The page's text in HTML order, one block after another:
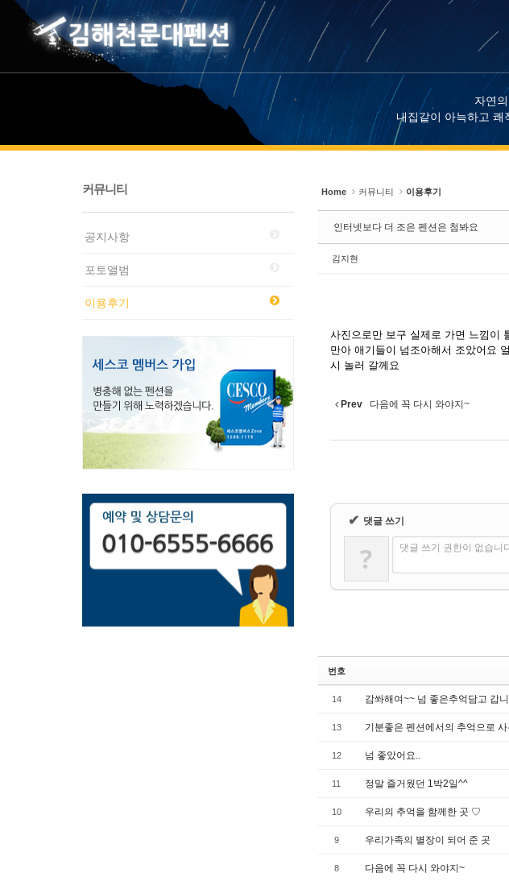
자연
내집같이 아늑하고 쾌
커뮤니티
공지사항
포토앨범
이용후기
Home 커뮤니티 이용후기
인터넷보다 더 조은 펜션은 첨봐요
김지현
사진으로만 보구 실제로 가면 느낌이
만아 애기들이 넘조아해서 조았어요
시 놀러 갈께요
Prev 다음에 꼭 다시 와야지~
✔ 댓글 쓰기
? 댓글 쓰기 권한이 없습니
번호
14 감쏴해여~~ 넘 좋은추억담고 갑
13 기분좋은 펜션에서의 추억으로
12 넘 좋았어요..
11 정말 즐거웠던 1박2일^^
10 우리의 추억을 함께한 곳 ♡
9 우리가족의 별장이 되어 준 곳
8 다음에 꼭 다시 와야지~
Sketchbook5, 스케치북5
Sketchbook5, 스케치북5